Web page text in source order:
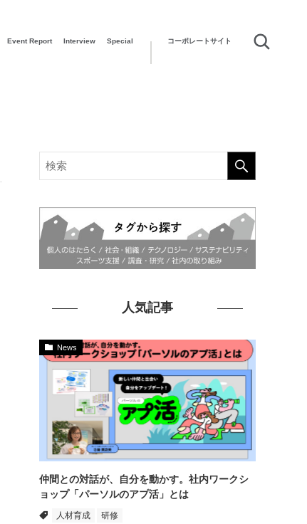
Event Report Interview Special コーポレートサイト
人気記事
News
仲間との対話が、自分を動かす。社内ワークシ
ョップ「パーソルのアプ活」とは
人材育成 研修